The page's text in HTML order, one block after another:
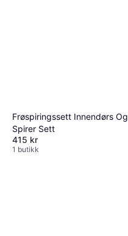
Frøspiringssett Innendørs Og
Spirer Sett
415 kr
1 butikk